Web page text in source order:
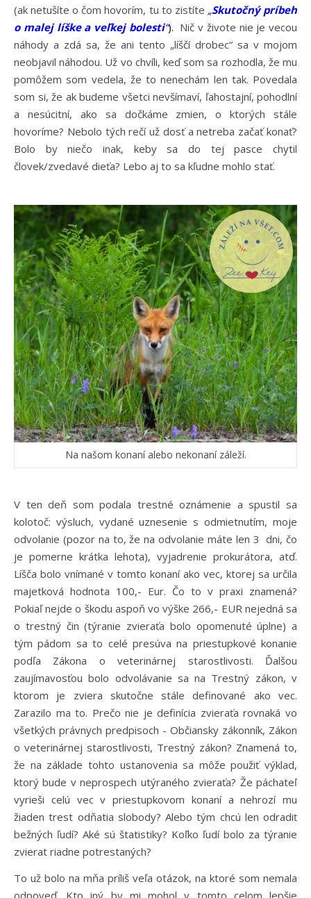
(ak netušíte o čom hovorím, tu to zistíte „Skutočný príbeh
o malej líške a veľkej bolesti“). Nič v živote nie je vecou
náhody a zdá sa, že ani tento „líščí drobec“ sa v mojom
neobjavil náhodou. Už vo chvíli, keď som sa rozhodla, že mu
pomôžem som vedela, že to nenechám len tak. Povedala
som si, že ak budeme všetci nevšímaví, ľahostajní, pohodlní
a nesúcitní, ako sa dočkáme zmien, o ktorých stále
hovoríme? Nebolo tých rečí už dosť a netreba začať konať?
Bolo by niečo inak, keby sa do tej pasce chytil
človek/zvedavé dieťa? Lebo aj to sa kľudne mohlo stať.
Na našom konaní alebo nekonaní záleží.
V ten deň som podala trestné oznámenie a spustil sa
kolotoč: výsluch, vydané uznesenie s odmietnutím, moje
odvolanie (pozor na to, že na odvolanie máte len 3 dni, čo
je pomerne krátka lehota), vyjadrenie prokurátora, atď.
Líšča bolo vnímané v tomto konaní ako vec, ktorej sa určila
majetková hodnota 100,- Eur. Čo to v praxi znamená?
Pokiaľ nejde o škodu aspoň vo výške 266,- EUR nejedná sa
o trestný čin (týranie zvieraťa bolo opomenuté úplne) a
tým pádom sa to celé presúva na priestupkové konanie
podľa Zákona o veterinárnej starostlivosti. Ďalšou
zaujímavosťou bolo odvolávanie sa na Trestný zákon, v
ktorom je zviera skutočne stále definované ako vec.
Zarazilo ma to. Prečo nie je definícia zvieraťa rovnaká vo
všetkých právnych predpisoch - Občiansky zákonník, Zákon
o veterinárnej starostlivosti, Trestný zákon? Znamená to,
že na základe tohto ustanovenia sa môže použiť výklad,
ktorý bude v neprospech utýraného zvieraťa? Že páchateľ
vyrieši celú vec v priestupkovom konaní a nehrozí mu
žiaden trest odňatia slobody? Alebo tým chcú len odradiť
bežných ľudí? Aké sú štatistiky? Koľko ľudí bolo za týranie
zvierat riadne potrestaných?
To už bolo na mňa príliš veľa otázok, na ktoré som nemala